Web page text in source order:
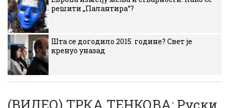
решити „Палантира“?
Шта се догодило 2015. године? Свет је
кренуо уназад
(ВИДЕО) ТРКА ТЕНКОВА: Руски